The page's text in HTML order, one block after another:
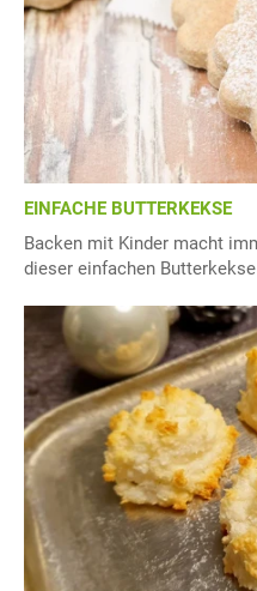
EINFACHE BUTTERKEKSE
Backen mit Kinder macht
dieser einfachen